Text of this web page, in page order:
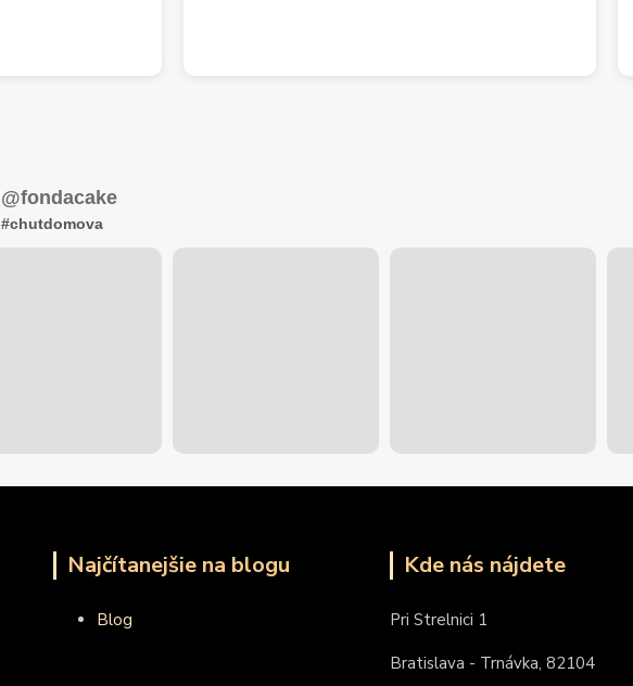
@fondacake
#chutdomova
Najčítanejšie na blogu
Blog
Kde nás nájdete
Pri Strelnici 1
Bratislava - Trnávka, 82104